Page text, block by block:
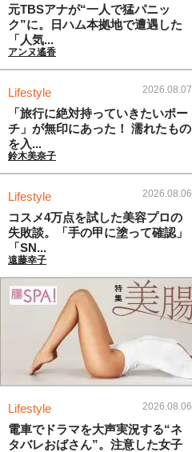
元TBSアナが“一人で猛パニッ
ク”に。日ハム本拠地で遭遇した
「人気...
アンヌ遙香
Lifestyle 2026.08.07
「旅行に絶対持っていきたいポー
チ」が無印にあった！ 濡れたもの
を入...
鈴木美奈子
Lifestyle 2026.08.06
コスメ4万点を試した美容プロの
失敗談。「手の甲に塗って確認」
「SN...
遠藤幸子
Lifestyle 2026.08.06
電車でドラマを大声実況する“ネ
タバレおばさん”。注意した女子